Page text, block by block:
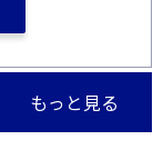
もっと見る